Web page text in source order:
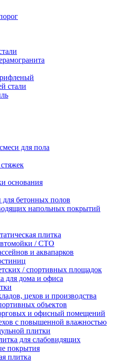
стали
для пола
основания
бетонных полов
напольных покрытий
плитка
/ СТО
и аквапарков
/ спортивных площадок
для дома и офиса
цехов и производства
объектов
и офисный помещений
с повышенной влажностью
плитки
для слабовидящих
покрытия
плитка